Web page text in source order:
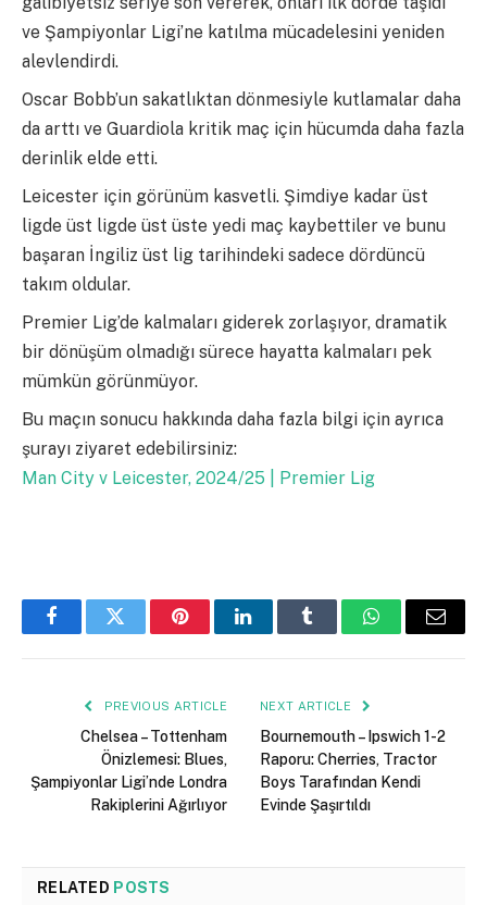
ve Şampiyonlar Ligi’ne katılma mücadelesini yeniden
alevlendirdi.
Oscar Bobb’un sakatlıktan dönmesiyle kutlamalar daha
da arttı ve Guardiola kritik maç için hücumda daha fazla
derinlik elde etti.
Leicester için görünüm kasvetli. Şimdiye kadar üst
ligde üst ligde üst üste yedi maç kaybettiler ve bunu
başaran İngiliz üst lig tarihindeki sadece dördüncü
takım oldular.
Premier Lig’de kalmaları giderek zorlaşıyor, dramatik
bir dönüşüm olmadığı sürece hayatta kalmaları pek
mümkün görünmüyor.
Bu maçın sonucu hakkında daha fazla bilgi için ayrıca
şurayı ziyaret edebilirsiniz:
Man City v Leicester, 2024/25 | Premier Lig
FacebookTwitter PinterestLinkedInTumblr WhatsAppEmail
PREVIOUS ARTICLE
Chelsea – Tottenham
Önizlemesi: Blues,
Şampiyonlar Ligi’nde Londra
Rakiplerini Ağırlıyor
NEXT ARTICLE
Bournemouth – Ipswich 1-2
Raporu: Cherries, Tractor
Boys Tarafından Kendi
Evinde Şaşırtıldı
RELATED POSTS